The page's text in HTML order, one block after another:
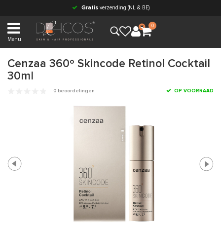
Gratisverzending (NL & BE)
Menu
0
Cenzaa 360º Skincode Retinol Cocktail
30ml
0 beoordelingen OP VOORRAAD